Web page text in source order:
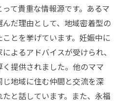
後の支援プログラムとその
体制が提供する安心感
リスクとその対策を永福で
産院の選び方とその違い
て貴重な情報源です。あるマ
だ理由として、地域密着型の
とを挙げています。妊娠中に
よるアドバイスが受けられ、
提供されました。他のママ
地域に住む仲間と交流を深
と話しています。また、永福